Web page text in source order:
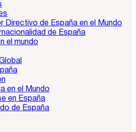
Directivo de España en el Mundo
de España
el mundo
en el Mundo
en España
de España